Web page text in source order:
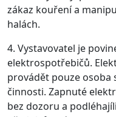
zákaz kouření a
halách.
4. Vystavovatel je
elektrospotřebičů.
provádět pouze
činnosti. Zapnuté
bez dozoru a